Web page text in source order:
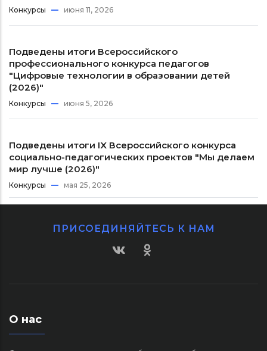
Конкурсы июня 11, 2026
Подведены итоги Всероссийского
профессионального конкурса педагогов
"Цифровые технологии в образовании детей
(2026)"
Конкурсы июня 5, 2026
Подведены итоги IX Всероссийского конкурса
социально-педагогических проектов "Мы делаем
мир лучше (2026)"
Конкурсы мая 25, 2026
ПРИСОЕДИНЯЙТЕСЬ К НАМ
О нас